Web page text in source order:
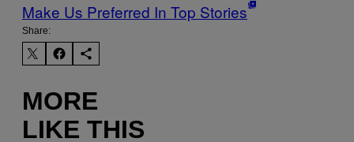
Make Us Preferred In Top Stories
Share:
MORE
LIKE THIS